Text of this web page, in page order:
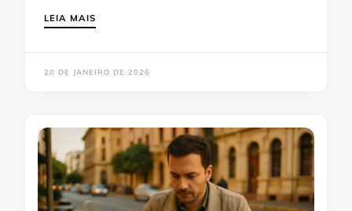
LEIA MAIS
20 DE JANEIRO DE 2026